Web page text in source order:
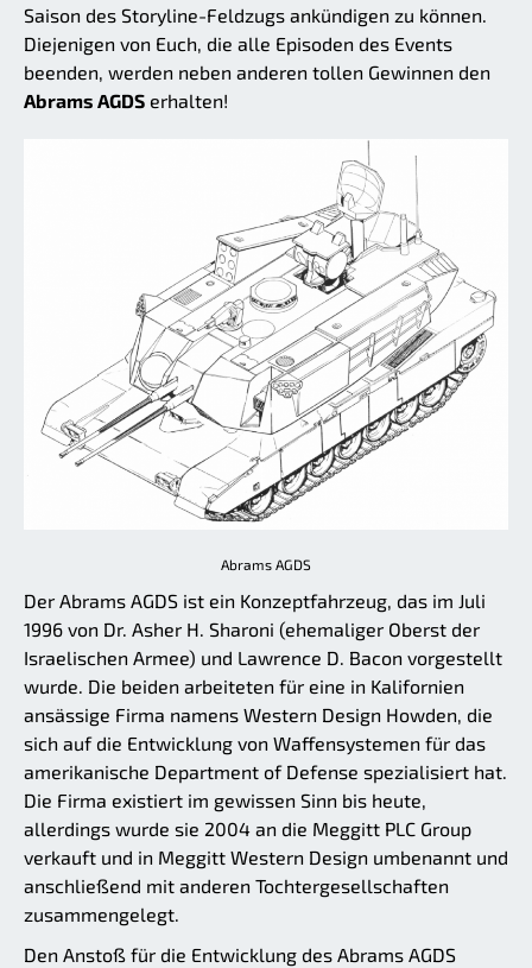
Saison des Storyline-Feldzugs ankündigen zu können.
Diejenigen von Euch, die alle Episoden des Events
beenden, werden neben anderen tollen Gewinnen den
Abrams AGDS erhalten!
Abrams AGDS
Der Abrams AGDS ist ein Konzeptfahrzeug, das im Juli
1996 von Dr. Asher H. Sharoni (ehemaliger Oberst der
Israelischen Armee) und Lawrence D. Bacon vorgestellt
wurde. Die beiden arbeiteten für eine in Kalifornien
ansässige Firma namens Western Design Howden, die
sich auf die Entwicklung von Waffensystemen für das
amerikanische Department of Defense spezialisiert hat.
Die Firma existiert im gewissen Sinn bis heute,
allerdings wurde sie 2004 an die Meggitt PLC Group
verkauft und in Meggitt Western Design umbenannt und
anschließend mit anderen Tochtergesellschaften
zusammengelegt.
Den Anstoß für die Entwicklung des Abrams AGDS